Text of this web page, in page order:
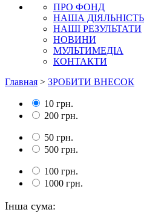
ПРО ФОНД
НАША ДІЯЛЬНІСТЬ
НАШІ РЕЗУЛЬТАТИ
НОВИНИ
МУЛЬТИМЕДІА
КОНТАКТИ
Главная > ЗРОБИТИ ВНЕСОК
10 грн.
200 грн.
50 грн.
500 грн.
100 грн.
1000 грн.
Інша сума: